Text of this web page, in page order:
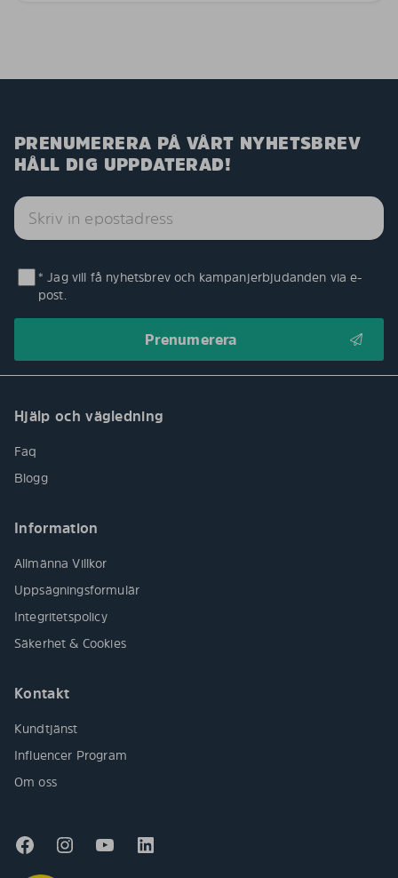
PRENUMERERA PÅ VÅRT NYHETSBREV
HÅLL DIG UPPDATERAD!
* Jag vill få nyhetsbrev och kampanjerbjudanden via e-
post.
Hjälp och vägledning
Faq
Blogg
Information
Allmänna Villkor
Uppsägningsformulär
Integritetspolicy
Säkerhet & Cookies
Kontakt
Kundtjänst
Influencer Program
Om oss